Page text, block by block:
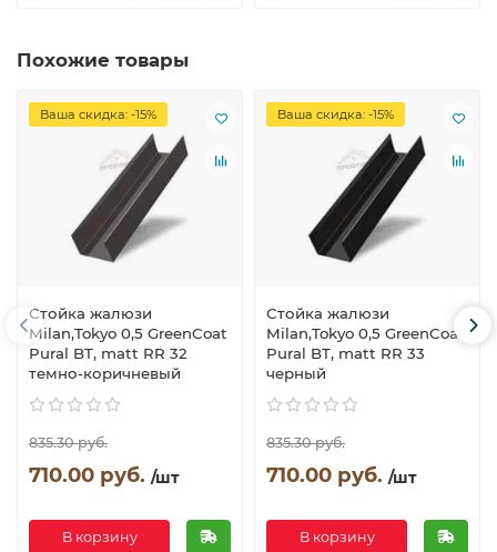
Похожие товары
Ваша скидка: -15%
Стойка жалюзи
Milan,Tokyo 0,5 GreenCoat
Pural BT, matt RR 32
темно-коричневый
835.30 руб.
710.00 руб. /шт
В корзину
Ваша скидка: -15%
Стойка жалюзи
Milan,Tokyo 0,5 GreenCoat
Pural BT, matt RR 33
черный
835.30 руб.
710.00 руб. /шт
В корзину